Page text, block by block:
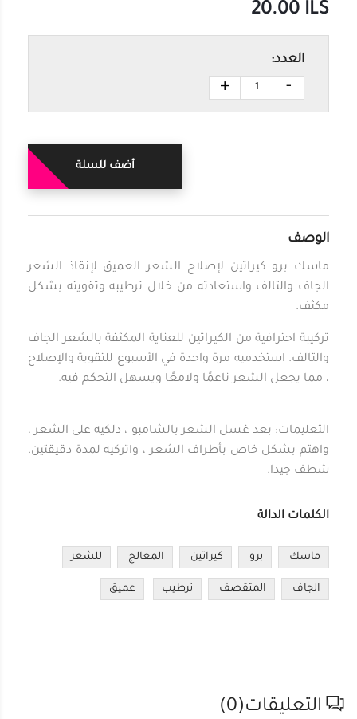
20.00 ILS
العدد:
-
+
أضف للسلة
الوصف
ماسك برو كيراتين لإصلاح الشعر العميق لإنقاذ الشعر
الجاف والتالف واستعادته من خلال ترطيبه وتقويته بشكل
مكثف.
تركيبة احترافية من الكيراتين للعناية المكثفة بالشعر الجاف
والتالف. استخدميه مرة واحدة في الأسبوع للتقوية والإصلاح
، مما يجعل الشعر ناعمًا ولامعًا ويسهل التحكم فيه.
التعليمات: بعد غسل الشعر بالشامبو ، دلكيه على الشعر ،
واهتم بشكل خاص بأطراف الشعر ، واتركيه لمدة دقيقتين.
شطف جيدا.
الكلمات الدالة
ماسك برو كيراتين المعالج للشعر
الجاف المتقصف ترطيب عميق
التعليقات(0
)